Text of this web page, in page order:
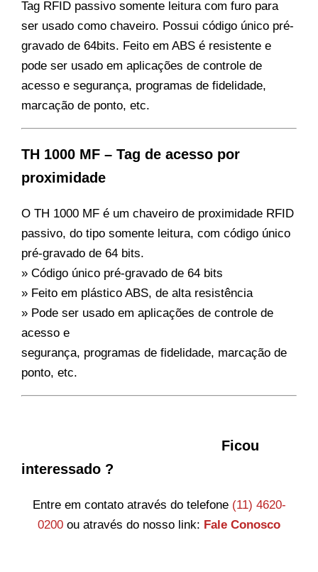
Tag RFID passivo somente leitura com furo para
ser usado como chaveiro. Possui código único pré-
gravado de 64bits. Feito em ABS é resistente e
pode ser usado em aplicações de controle de
acesso e segurança, programas de fidelidade,
marcação de ponto, etc.
TH 1000 MF – Tag de acesso por
proximidade
O TH 1000 MF é um chaveiro de proximidade RFID
passivo, do tipo somente leitura, com código único
pré-gravado de 64 bits.
» Código único pré-gravado de 64 bits
» Feito em plástico ABS, de alta resistência
» Pode ser usado em aplicações de controle de
acesso e
segurança, programas de fidelidade, marcação de
ponto, etc.
Ficou
interessado ?
Entre em contato através do telefone (11) 4620-
0200 ou através do nosso link: Fale Conosco